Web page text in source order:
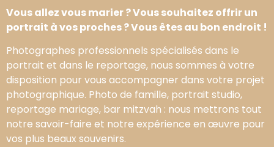
Vous allez vous marier ? Vous souhaitez offrir un
portrait à vos proches ? Vous êtes au bon endroit !
Photographes professionnels spécialisés dans le
portrait et dans le reportage, nous sommes à votre
disposition pour vous accompagner dans votre projet
photographique. Photo de famille, portrait studio,
reportage mariage, bar mitzvah : nous mettrons tout
notre savoir-faire et notre expérience en œuvre pour
vos plus beaux souvenirs.